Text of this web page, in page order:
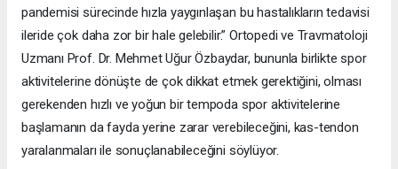
pandemisi sürecinde hızla yaygınlaşan bu hastalıkların tedavisi
ileride çok daha zor bir hale gelebilir.” Ortopedi ve Travmatoloji
Uzmanı Prof. Dr. Mehmet Uğur Özbaydar, bununla birlikte spor
aktivitelerine dönüşte de çok dikkat etmek gerektiğini, olması
gerekenden hızlı ve yoğun bir tempoda spor aktivitelerine
başlamanın da fayda yerine zarar verebileceğini, kas-tendon
yaralanmaları ile sonuçlanabileceğini söylüyor.